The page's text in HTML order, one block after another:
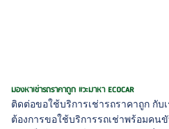
มองหาเช่ารถราคาถูก แวะมาหา ECOCAR
ติดต่อขอใช้บริการเช่ารถราคาถูก กับ
ต้องการขอใช้บริการรถเช่าพร้อมคน